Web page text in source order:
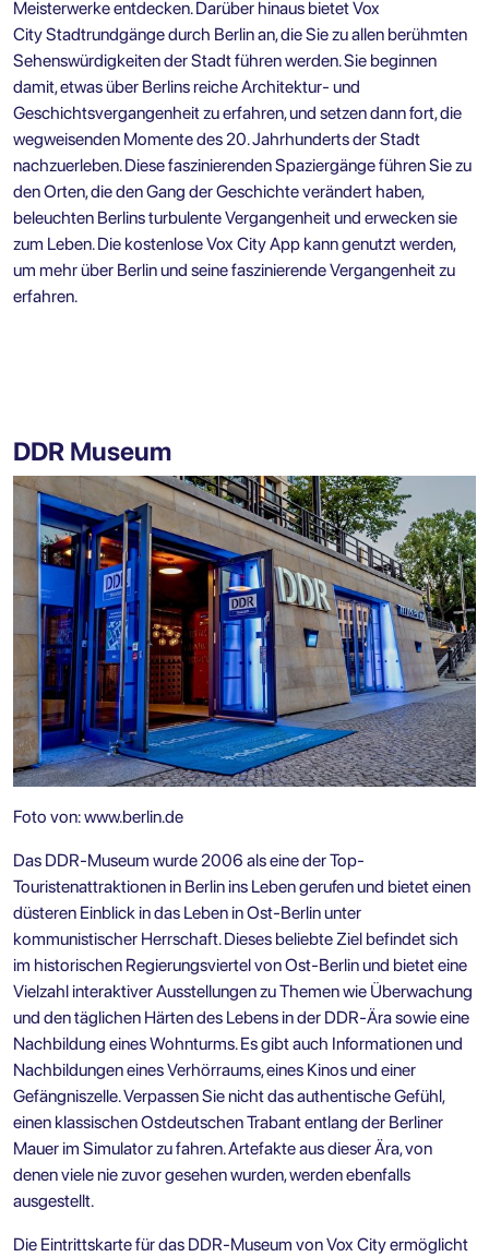
Meisterwerke entdecken. Darüber hinaus bietet Vox
CityStadtrundgänge durch Berlinan, die Sie zu allen berühmten
Sehenswürdigkeiten der Stadt führen werden. Sie beginnen
damit, etwas über Berlins reiche Architektur- und
Geschichtsvergangenheit zu erfahren, und setzen dann fort, die
wegweisenden Momente des 20. Jahrhunderts der Stadt
nachzuerleben. Diese faszinierenden Spaziergänge führen Sie zu
den Orten, die den Gang der Geschichte verändert haben,
beleuchten Berlins turbulente Vergangenheit und erwecken sie
zum Leben. Die kostenlose Vox City App kann genutzt werden,
um mehr über Berlin und seine faszinierende Vergangenheit zu
erfahren.
DDR Museum
Foto von:www.berlin.de
Das DDR-Museum wurde 2006 als eine derTop-
Touristenattraktionen in Berlin ins Leben gerufen und bietet einen
düsteren Einblick in das Leben in Ost-Berlin unter
kommunistischer Herrschaft. Dieses beliebte Ziel befindet sich
im historischen Regierungsviertel von Ost-Berlin und bietet eine
Vielzahl interaktiver Ausstellungen zu Themen wie Überwachung
und den täglichen Härten des Lebens in der DDR-Ära sowie eine
Nachbildung eines Wohnturms. Es gibt auch Informationen und
Nachbildungen eines Verhörraums, eines Kinos und einer
Gefängniszelle. Verpassen Sie nicht das authentische Gefühl,
einen klassischen Ostdeutschen Trabant entlang der Berliner
Mauer im Simulator zu fahren. Artefakte aus dieser Ära, von
denen viele nie zuvor gesehen wurden, werden ebenfalls
ausgestellt.
Die Eintrittskarte für das DDR-Museum von Vox Cityermöglicht